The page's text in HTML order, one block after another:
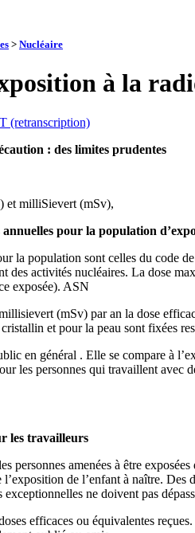
> Nucléaire
à la
(retranscription)
: des limites prudentes
et milliSievert (mSv),
pour la population
la population sont celles du code
des activités nucléaires. La dose
exposée). ASN
(mSv) par an la dose
et pour la peau sont fixées
en général . Elle se compare à
les personnes qui travaillent
les travailleurs
personnes amenées à être
l’exposition de l’enfant à naître.
ne doivent pas
efficaces ou équivalentes